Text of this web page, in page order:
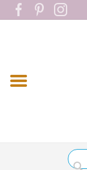
Home
Kleding